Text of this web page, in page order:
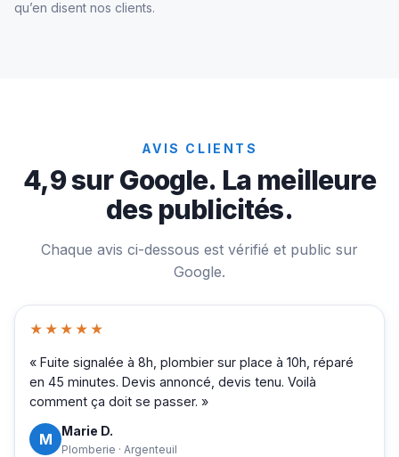
qu’en disent nos clients.
AVIS CLIENTS
4,9 sur Google. La meilleure
des publicités.
Chaque avis ci-dessous est vérifié et public sur
Google.
★★★★★
« Fuite signalée à 8h, plombier sur place à 10h, réparé
en 45 minutes. Devis annoncé, devis tenu. Voilà
comment ça doit se passer. »
M Marie D.
Plomberie · Argenteuil